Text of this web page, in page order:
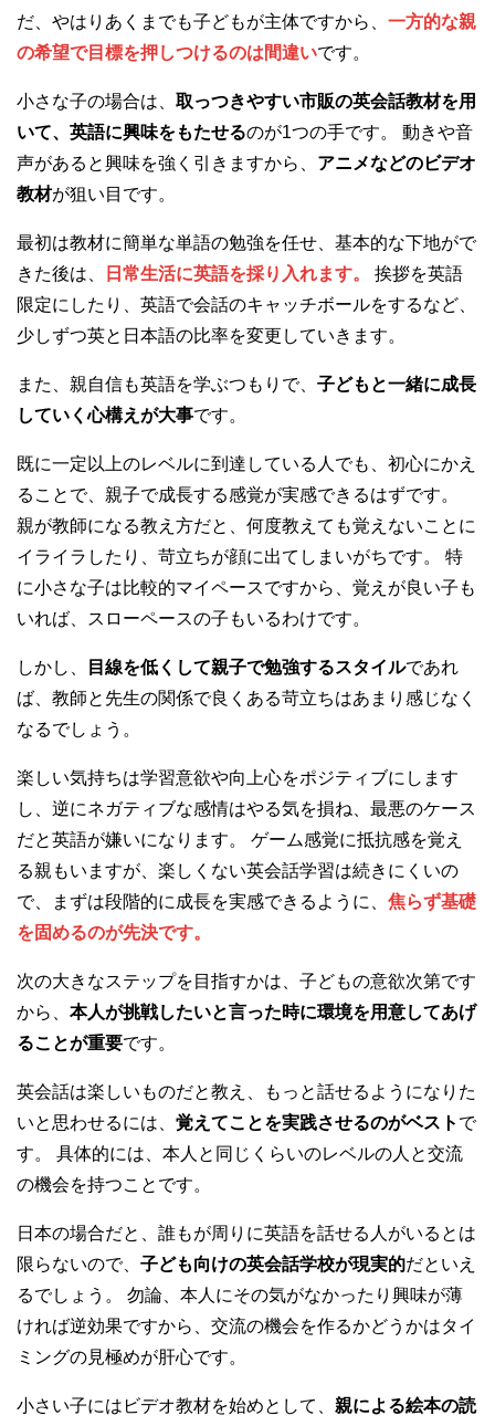
だ、やはりあくまでも子どもが主体ですから、 一方的な親
の希望で目標を押しつけるのは間違いです。
小さな子の場合は、 取っつきやすい市販の英会話教材を用
いて、英語に興味をもたせるのが1つの手です。 動きや音
声があると興味を強く引きますから、 アニメなどのビデオ
教材が狙い目です。
最初は教材に簡単な単語の勉強を任せ、基本的な下地がで
きた後は、
日常生活に英語を採り入れます。
挨拶を英語
限定にしたり、英語で会話のキャッチボールをするなど、
少しずつ英と日本語の比率を変更していきます。
また、親自信も英語を学ぶつもりで、 子どもと一緒に成長
していく心構えが大事です。
既に一定以上のレベルに到達している人でも、初心にかえ
ることで、親子で成長する感覚が実感できるはずです。
親が教師になる教え方だと、何度教えても覚えないことに
イライラしたり、苛立ちが顔に出てしまいがちです。 特
に小さな子は比較的マイペースですから、覚えが良い子も
いれば、スローペースの子もいるわけです。
しかし、 目線を低くして親子で勉強するスタイルであれ
ば、教師と先生の関係で良くある苛立ちはあまり感じなく
なるでしょう。
楽しい気持ちは学習意欲や向上心をポジティブにします
し、逆にネガティブな感情はやる気を損ね、最悪のケース
だと英語が嫌いになります。 ゲーム感覚に抵抗感を覚え
る親もいますが、楽しくない英会話学習は続きにくいの
で、まずは段階的に成長を実感できるように、 焦らず基礎
を固めるのが先決です。
次の大きなステップを目指すかは、子どもの意欲次第です
から、 本人が挑戦したいと言った時に環境を用意してあげ
ることが重要です。
英会話は楽しいものだと教え、もっと話せるようになりた
いと思わせるには、 覚えてことを実践させるのがベスト で
す。 具体的には、本人と同じくらいのレベルの人と交流
の機会を持つことです。
日本の場合だと、誰もが周りに英語を話せる人がいるとは
限らないので、 子ども向けの英会話学校が現実的だといえ
るでしょう。 勿論、本人にその気がなかったり興味が薄
ければ逆効果ですから、交流の機会を作るかどうかはタイ
ミングの見極めが肝心です。
小さい子にはビデオ教材を始めとして、 親による絵本の読